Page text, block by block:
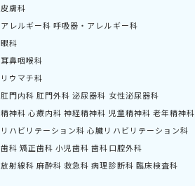
皮膚科
アレルギー科 呼吸器・アレルギー科
眼科
耳鼻咽喉科
リウマチ科
肛門内科 肛門外科 泌尿器科 女性泌尿器科
精神科 心療内科 神経精神科 児童精神科 老年精神科
リハビリテーション科 心臓リハビリテーション科
歯科 矯正歯科 小児歯科 歯科口腔外科
放射線科 麻酔科 救急科 病理診断科 臨床検査科